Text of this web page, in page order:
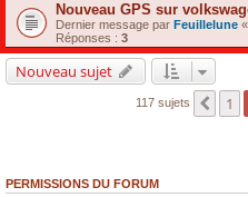
Nouveau GPS sur
Dernier message par Feuillelune «
Réponses : 3
Nouveau sujet
117 sujets 1
PERMISSIONS DU FORUM